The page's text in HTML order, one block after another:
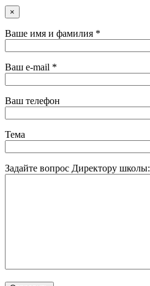
×
Ваше имя и фамилия *
Ваш e-mail *
Ваш телефон
Тема
Задайте вопрос Директору школы: